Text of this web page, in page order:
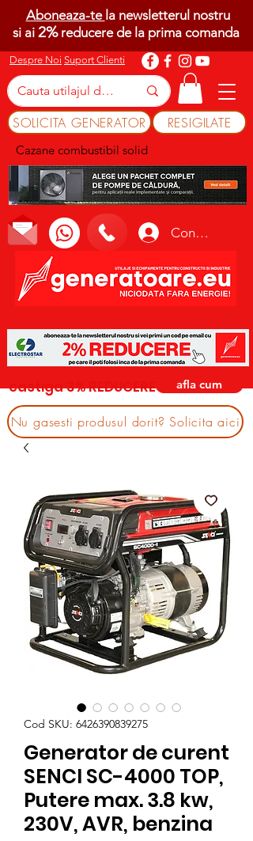
Despre Noi Suport Clienti
SOLICITA GENERATOR RESIGILATE
Cazane combustibil solid
Conectează-te
Aboneaza-te la newsletterul nostru
si ai 2%reducere de la prima comanda
castiga 3% REDUCERE afla cum
Nu gasesti produsul dorit? Solicita aici
Cod SKU: 6426390839275
Generator de curent
SENCI SC-4000 TOP,
Putere max. 3.8 kw,
230V, AVR, benzina